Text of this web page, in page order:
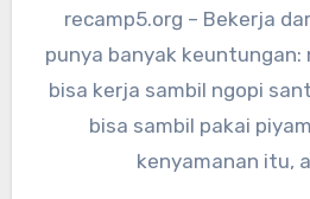
recamp5.org – Bekerja dari rumah memang
punya banyak keuntungan:
bisa kerja sambil ngopi
bisa sambil pakai
kenyamanan itu,